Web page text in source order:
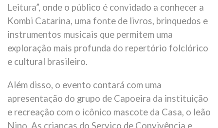
Leitura”, onde o público é convidado a conhecer a
Kombi Catarina, uma fonte de livros, brinquedos e
instrumentos musicais que permitem uma
exploração mais profunda do repertório folclórico
e cultural brasileiro.
Além disso, o evento contará com uma
apresentação do grupo de Capoeira da instituição
e recreação com o icônico mascote da Casa, o leão
Nino. As crianças do Serviço de Convivência e